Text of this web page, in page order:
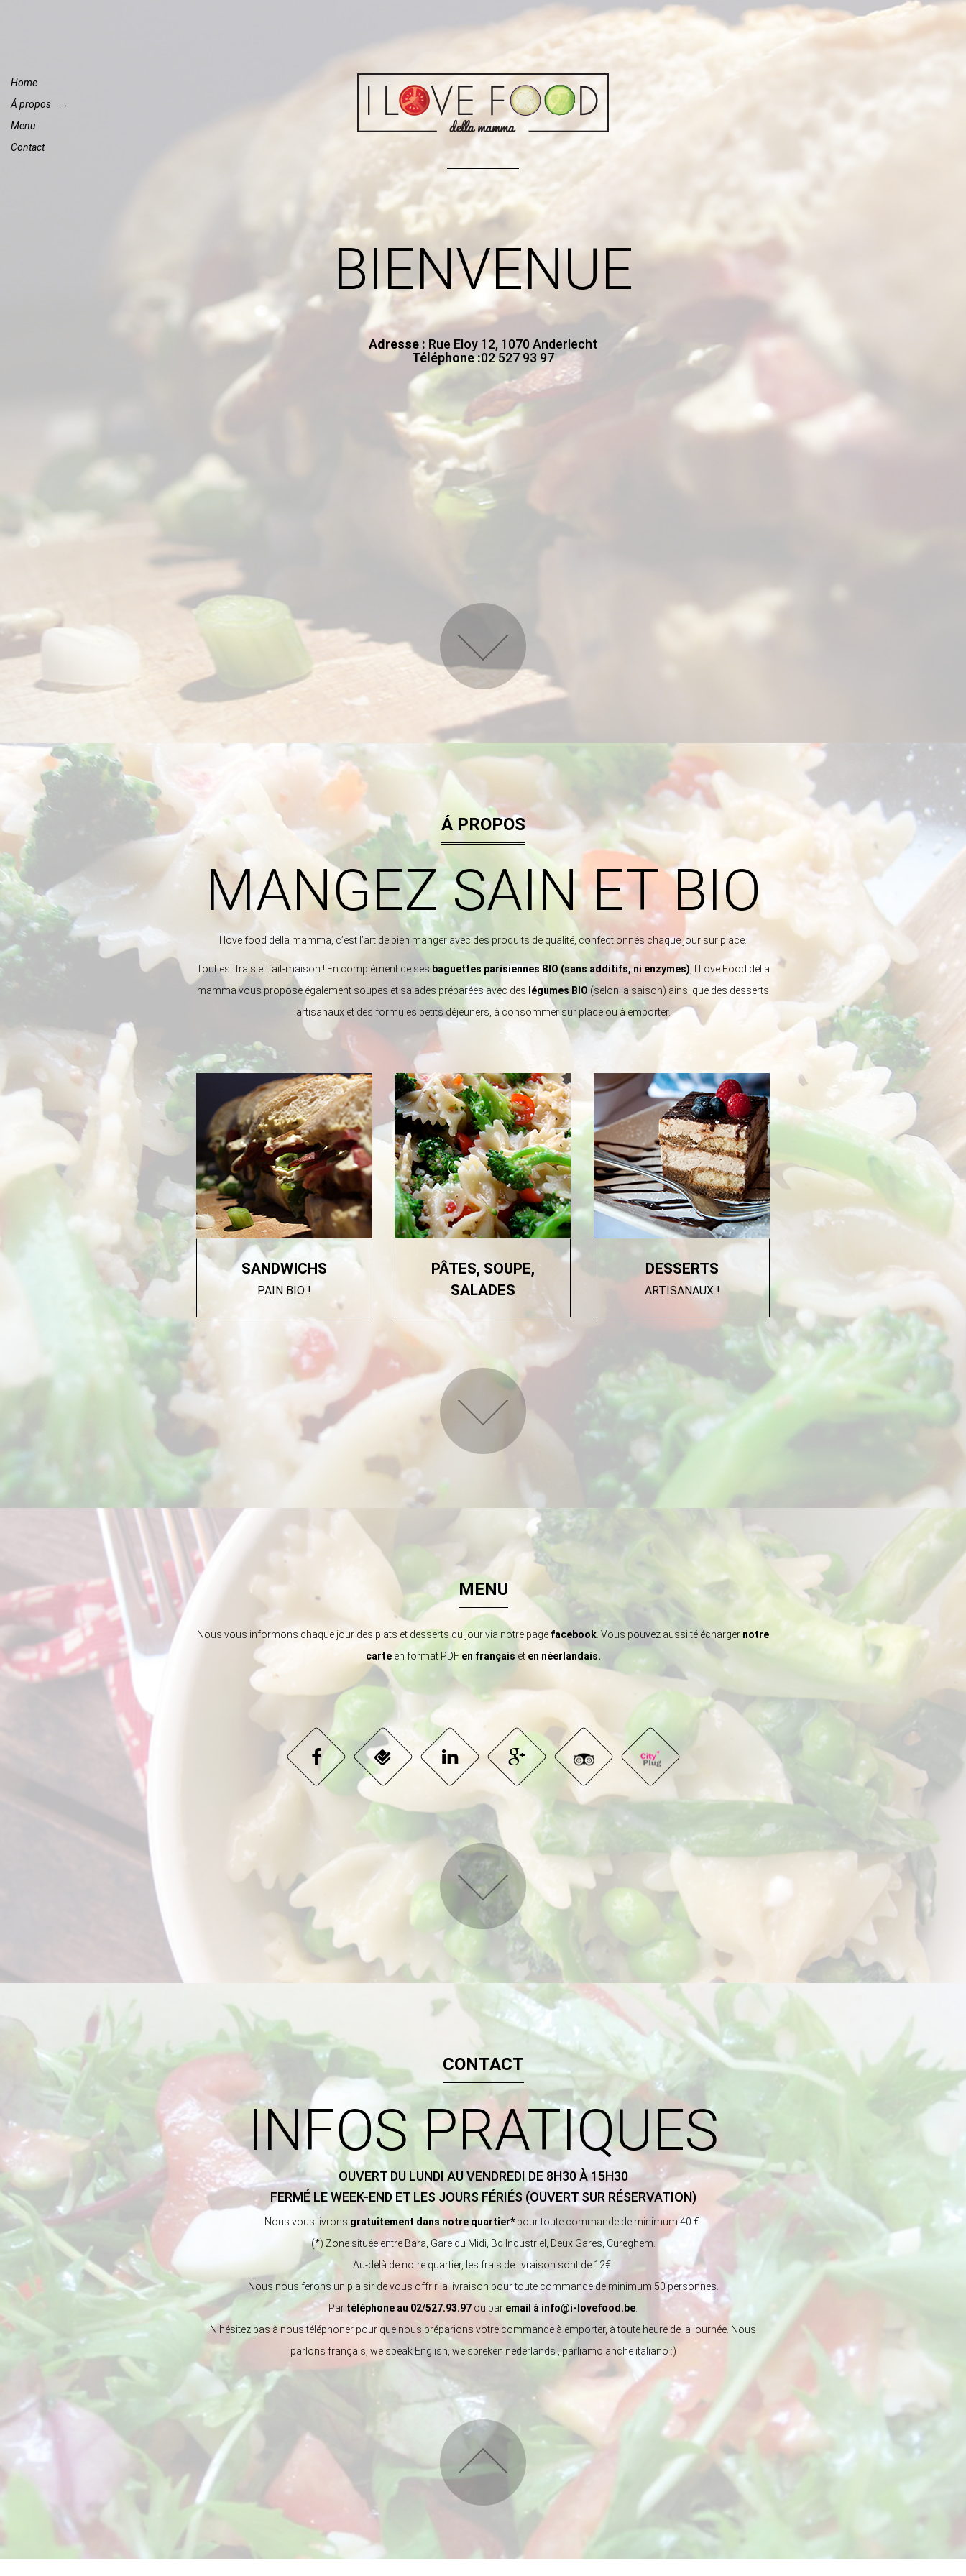
Home
Á propos
Menu
Contact
BIENVENUE
Adresse : Rue Eloy 12, 1070 Anderlecht
Téléphone :02 527 93 97
Á PROPOS
MANGEZ SAIN ET BIO
I love food della mamma, c’est l’art de bien manger avec des produits de qualité, confectionnés chaque jour sur place.
Tout est frais et fait-maison ! En complément de ses baguettes parisiennes BIO (sans additifs, ni enzymes) , I Love Food della
mamma vous propose également soupes et salades préparées avec des légumes BIO (selon la saison) ainsi que des desserts
artisanaux et des formules petits déjeuners, à consommer sur place ou à emporter.
SANDWICHS
PAIN BIO !
PÂTES, SOUPE,
SALADES
DESSERTS
ARTISANAUX !
MENU
Nous vous informons chaque jour des plats et desserts du jour via notre page facebook . Vous pouvez aussi télécharger notre
carteen format PDFen français eten néerlandais.
CONTACT
INFOS PRATIQUES
OUVERT DU LUNDI AU VENDREDI DE 8H30 À 15H30
FERMÉ LE WEEK-END ET LES JOURS FÉRIÉS (OUVERT SUR RÉSERVATION)
Nous vous livrons gratuitement dans notre quartier*pour toute commande de minimum 40 €.
(*) Zone située entre Bara, Gare du Midi, Bd Industriel, Deux Gares, Cureghem.
Au-delà de notre quartier, les frais de livraison sont de 12€.
Nous nous ferons un plaisir de vous offrir la livraison pour toute commande de minimum 50 personnes.
Par téléphone au 02/527.93.97 ou par email à info@i-lovefood.be
N’hésitez pas à nous téléphoner pour que nous préparions votre commande à emporter, à toute heure de la journée. Nous
parlons français, we speak English, we spreken nederlands , parliamo anche italiano :)